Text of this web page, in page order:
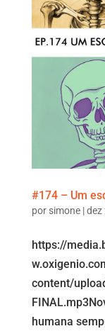
#174 – Um
por simone|dez
https://
content/
humana